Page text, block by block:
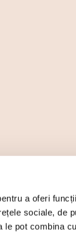
a oferi
sociale, de
pot combina